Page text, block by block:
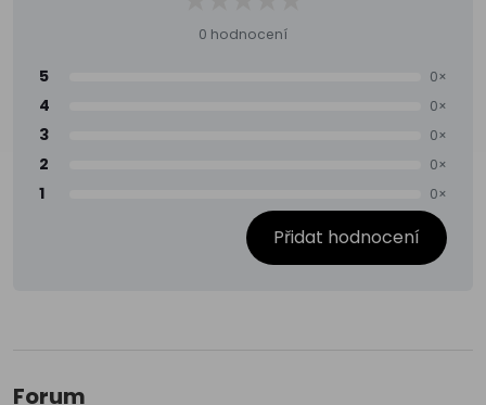
0 hodnocení
5 0×
4 0×
3 0×
2 0×
1 0×
Přidat hodnocení
Forum